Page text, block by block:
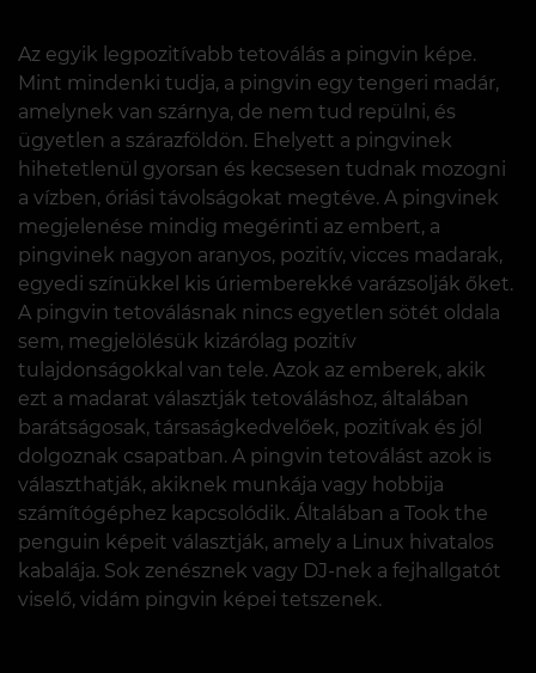
Az egyik legpozitívabb tetoválás a pingvin képe.
Mint mindenki tudja, a pingvin egy tengeri madár,
amelynek van szárnya, de nem tud repülni, és
ügyetlen a szárazföldön. Ehelyett a pingvinek
hihetetlenül gyorsan és kecsesen tudnak mozogni
a vízben, óriási távolságokat megtéve. A pingvinek
megjelenése mindig megérinti az embert, a
pingvinek nagyon aranyos, pozitív, vicces madarak,
egyedi színükkel kis úriemberekké varázsolják őket.
A pingvin tetoválásnak nincs egyetlen sötét oldala
sem, megjelölésük kizárólag pozitív
tulajdonságokkal van tele. Azok az emberek, akik
ezt a madarat választják tetováláshoz, általában
barátságosak, társaságkedvelőek, pozitívak és jól
dolgoznak csapatban. A pingvin tetoválást azok is
választhatják, akiknek munkája vagy hobbija
számítógéphez kapcsolódik. Általában a Took the
penguin képeit választják, amely a Linux hivatalos
kabalája. Sok zenésznek vagy DJ-nek a fejhallgatót
viselő, vidám pingvin képei tetszenek.